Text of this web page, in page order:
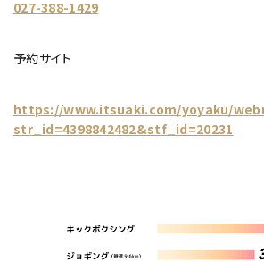
027-388-1429
予約サイト
https://www.itsuaki.com/yoyaku/
str_id=4398842482&stf_id=20231